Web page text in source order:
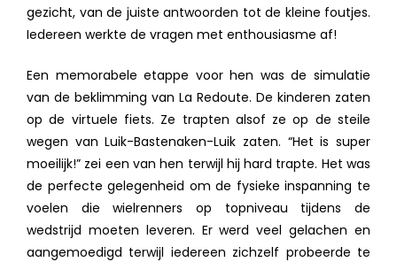
gezicht, van de juiste antwoorden tot de kleine foutjes.
Iedereen werkte de vragen met enthousiasme af!
Een memorabele etappe voor hen was de simulatie
van de beklimming van La Redoute. De kinderen zaten
op de virtuele fiets. Ze trapten alsof ze op de steile
wegen van Luik-Bastenaken-Luik zaten. “Het is super
moeilijk!” zei een van hen terwijl hij hard trapte. Het was
de perfecte gelegenheid om de fysieke inspanning te
voelen die wielrenners op topniveau tijdens de
wedstrijd moeten leveren. Er werd veel gelachen en
aangemoedigd terwijl iedereen zichzelf probeerde te